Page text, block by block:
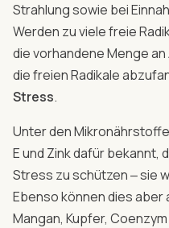
Strahlung sowie bei
Werden zu viele freie
die vorhandene Menge
die freien Radikale
Stress.
Unter den
E und Zink dafür bekannt,
Stress zu schützen ‒ sie
Ebenso können dies aber
Mangan, Kupfer,